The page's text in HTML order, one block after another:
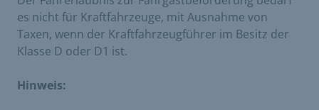
es nicht für Kraftfahrzeuge, mit Ausnahme von
Taxen, wenn der Kraftfahrzeugführer im Besitz der
Klasse D oder D1 ist.
Hinweis: